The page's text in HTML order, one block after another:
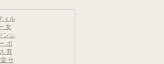
ィル
女
ンシ
ボ
育
サ